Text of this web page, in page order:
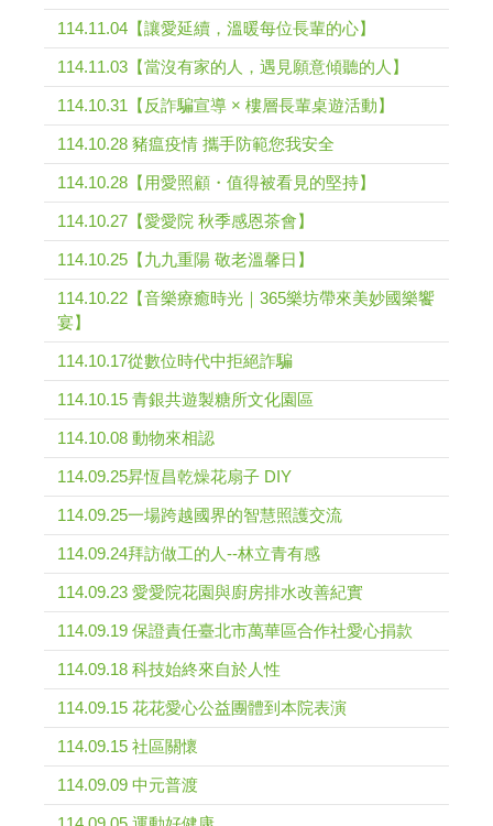
114.11.04【讓愛延續，溫暖每位長輩的心】
114.11.03【當沒有家的人，遇見願意傾聽的人】
114.10.31【反詐騙宣導 × 樓層長輩桌遊活動】
114.10.28 豬瘟疫情 攜手防範您我安全
114.10.28【用愛照顧・值得被看見的堅持】
114.10.27【愛愛院 秋季感恩茶會】
114.10.25【九九重陽 敬老溫馨日】
114.10.22【音樂療癒時光｜365樂坊帶來美妙國樂饗
宴】
114.10.17從數位時代中拒絕詐騙
114.10.15 青銀共遊製糖所文化園區
114.10.08 動物來相認
114.09.25昇恆昌乾燥花扇子 DIY
114.09.25一場跨越國界的智慧照護交流
114.09.24拜訪做工的人--林立青有感
114.09.23 愛愛院花園與廚房排水改善紀實
114.09.19 保證責任臺北市萬華區合作社愛心捐款
114.09.18 科技始終來自於人性
114.09.15 花花愛心公益團體到本院表演
114.09.15 社區關懷
114.09.09 中元普渡